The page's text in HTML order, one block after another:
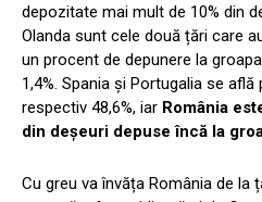
depozitate mai mult de 10% din
Olanda sunt cele două țări care
un procent de depunere la
1,4%. Spania și Portugalia se
respectiv 48,6%, iar România
din deșeuri depuse încă la
Cu greu va învăța România de la